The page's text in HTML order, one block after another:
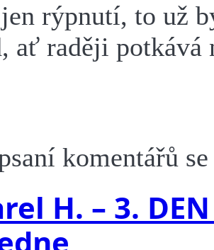
rýpnutí, to už
ať raději potkává
komentářů
H. – 3.